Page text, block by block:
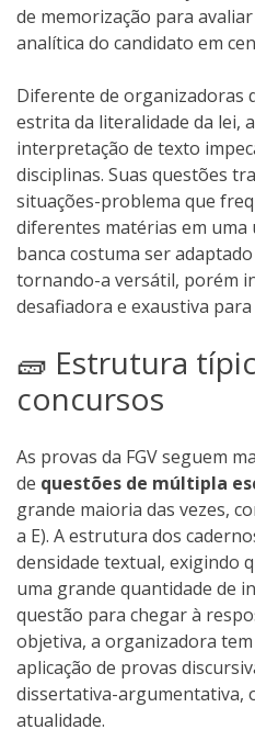
de memorização para
analítica do candidato em
Diferente de organizadoras
estrita da literalidade da lei,
interpretação de texto
disciplinas. Suas questões
situações-problema que
diferentes matérias em uma
banca costuma ser
tornando-a versátil, porém
desafiadora e exaustiva
🧱 Estrutura
concursos
As provas da FGV seguem
de questões de múltipla
grande maioria das vezes,
a E). A estrutura dos
densidade textual, exigindo
uma grande quantidade de
questão para chegar à
objetiva, a organizadora
aplicação de provas
dissertativa-argumentativa,
atualidade.